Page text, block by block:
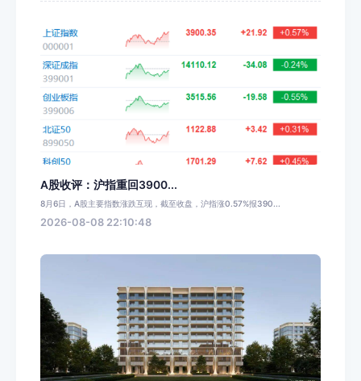
A股收评：沪指重回3900...
8月6日，A股主要指数涨跌互现，截至收盘，沪指涨0.57%报390...
2026-08-08 22:10:48